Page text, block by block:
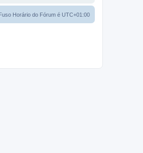
Horário do Fórum é UTC+01:00